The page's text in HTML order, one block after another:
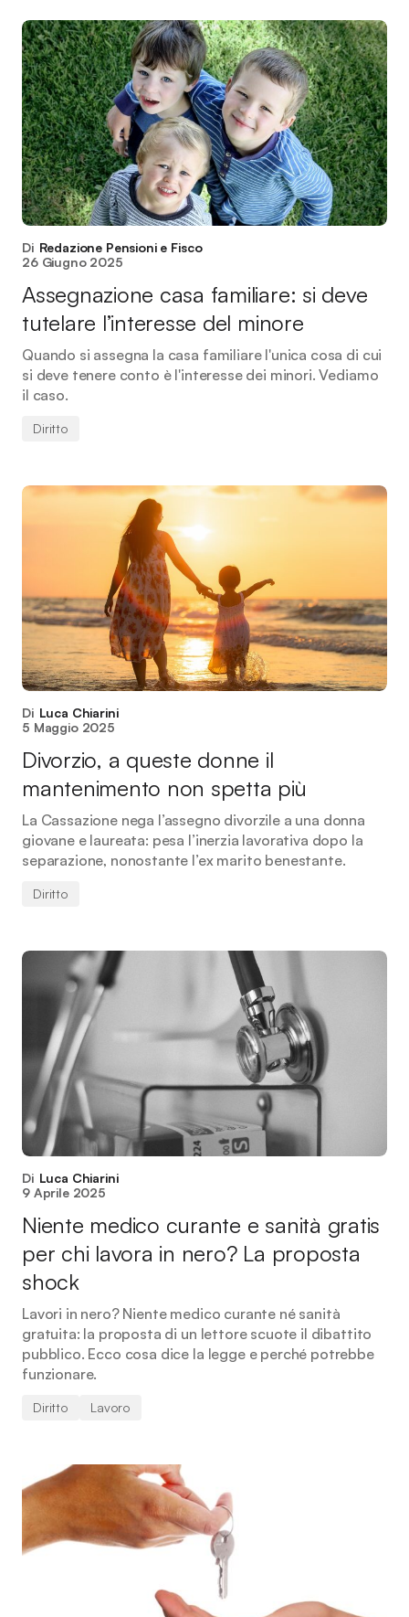
Di Redazione Pensioni e Fisco
26 Giugno 2025
Assegnazione casa familiare: si deve
tutelare l’interesse del minore
Quando si assegna la casa familiare l'unica cosa di cui
si deve tenere conto è l'interesse dei minori. Vediamo
il caso.
Diritto
Di Luca Chiarini
5 Maggio 2025
Divorzio, a queste donne il
mantenimento non spetta più
La Cassazione nega l’assegno divorzile a una donna
giovane e laureata: pesa l’inerzia lavorativa dopo la
separazione, nonostante l’ex marito benestante.
Diritto
Di Luca Chiarini
9 Aprile 2025
Niente medico curante e sanità gratis
per chi lavora in nero? La proposta
shock
Lavori in nero? Niente medico curante né sanità
gratuita: la proposta di un lettore scuote il dibattito
pubblico. Ecco cosa dice la legge e perché potrebbe
funzionare.
Diritto Lavoro